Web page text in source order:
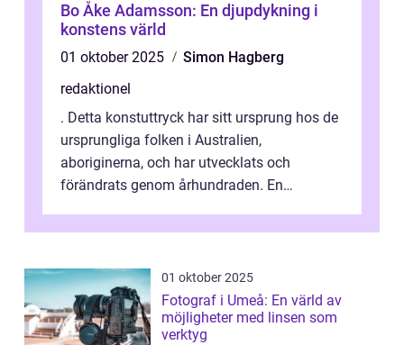
Bo Åke Adamsson: En djupdykning i
konstens värld
01 oktober 2025
Simon Hagberg
redaktionel
. Detta konstuttryck har sitt ursprung hos de
ursprungliga folken i Australien,
aboriginerna, och har utvecklats och
förändrats genom århundraden. En
”aborig...
01 oktober 2025
Fotograf i Umeå: En värld av
möjligheter med linsen som
verktyg